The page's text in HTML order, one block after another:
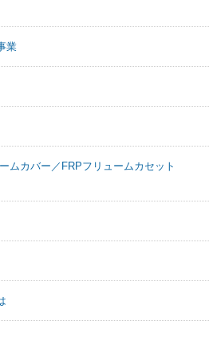
業
ムカバー／FRPフリュームカセット